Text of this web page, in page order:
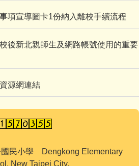
項宣導圖卡1份納入離校手續流程
後新北親師生及網路帳號使用的重要
源網連結
國民小學 Dengkong Elementary
New Taipei City.